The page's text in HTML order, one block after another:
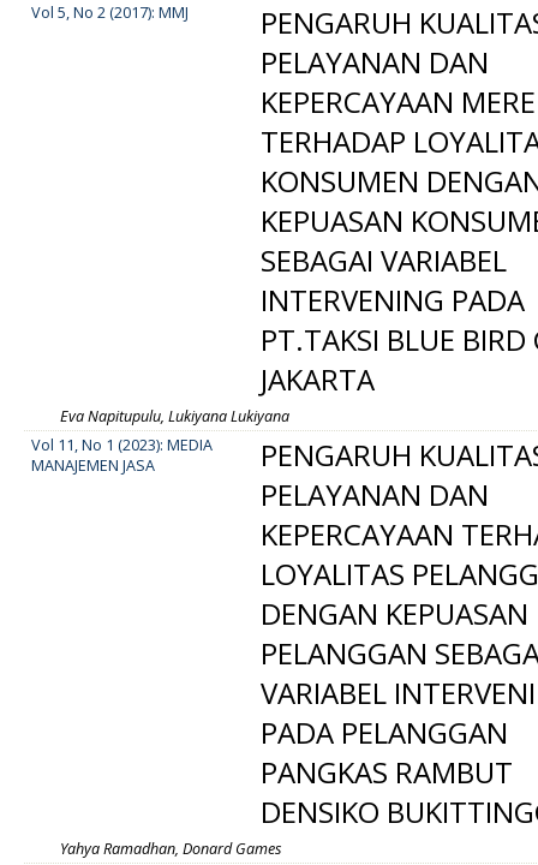
Vol 5, No 2 (2017): MMJ
PENGARUH
PELAYANAN DAN
KEPERCAYAAN
TERHADAP
KONSUMEN
KEPUASAN
SEBAGAI VARIABEL
INTERVENING PADA
PT.TAKSI BLUE BIRD
JAKARTA
Eva Napitupulu, Lukiyana Lukiyana
Vol 11, No 1 (2023): MEDIA
MANAJEMEN JASA
PENGARUH
PELAYANAN DAN
KEPERCAYAAN
LOYALITAS
DENGAN KEPUASAN
PELANGGAN
VARIABEL
PADA PELANGGAN
PANGKAS RAMBUT
DENSIKO
Yahya Ramadhan, Donard Games